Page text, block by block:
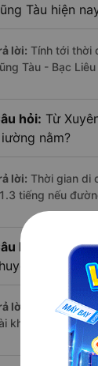
Tàu hiện
lời: Tính tới thời
Tàu - Bạc
hỏi: Từ
nằm?
lời: Thời gian di
tiếng nếu
hỏi:
Từ
bằng xe
lời: Đường di
khoảng 344 km.